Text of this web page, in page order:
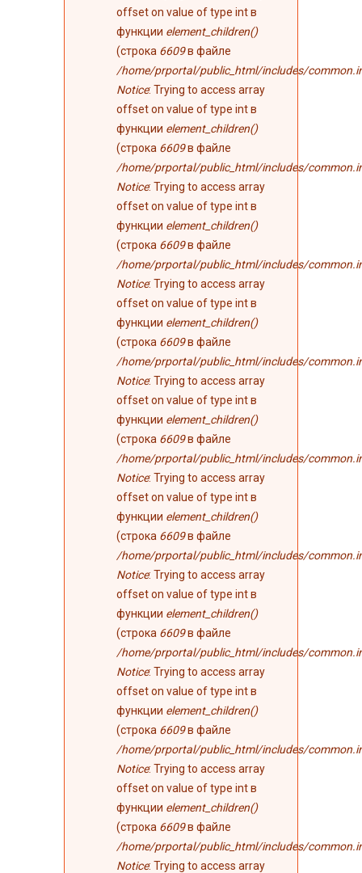
offset on value of type int в
функции element_children()
(строка 6609в файле
/home/prportal/public_html/includes/
Notice: Trying to access array
offset on value of type int в
функции element_children()
(строка 6609в файле
/home/prportal/public_html/includes/
Notice: Trying to access array
offset on value of type int в
функции element_children()
(строка 6609в файле
/home/prportal/public_html/includes/
Notice: Trying to access array
offset on value of type int в
функции element_children()
(строка 6609в файле
/home/prportal/public_html/includes/
Notice: Trying to access array
offset on value of type int в
функции element_children()
(строка 6609в файле
/home/prportal/public_html/includes/
Notice: Trying to access array
offset on value of type int в
функции element_children()
(строка 6609в файле
/home/prportal/public_html/includes/
Notice: Trying to access array
offset on value of type int в
функции element_children()
(строка 6609в файле
/home/prportal/public_html/includes/
Notice: Trying to access array
offset on value of type int в
функции element_children()
(строка 6609в файле
/home/prportal/public_html/includes/
Notice: Trying to access array
offset on value of type int в
функции element_children()
(строка 6609в файле
/home/prportal/public_html/includes/
Notice: Trying to access array